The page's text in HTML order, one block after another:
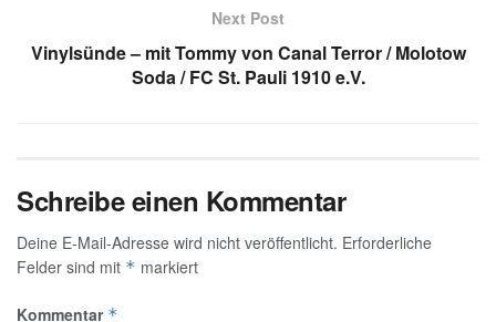
Next Post
Vinylsünde – mit Tommy von Canal Terror / Molotow
Soda / FC St. Pauli 1910 e.V.
Schreibe einen Kommentar
Deine E-Mail-Adresse wird nicht veröffentlicht. Erforderliche
Felder sind mit * markiert
Kommentar *